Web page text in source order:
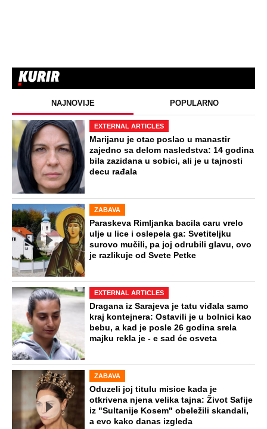
NAJNOVIJE POPULARNO
EXTERNAL ARTICLES
Marijanu je otac poslao u manastir
zajedno sa delom nasledstva: 14 godina
bila zazidana u sobici, ali je u tajnosti
decu rađala
ZABAVA
Paraskeva Rimljanka bacila caru vrelo
ulje u lice i oslepela ga: Svetiteljku
surovo mučili, pa joj odrubili glavu, ovo
je razlikuje od Svete Petke
EXTERNAL ARTICLES
Dragana iz Sarajeva je tatu viđala samo
kraj kontejnera: Ostavili je u bolnici kao
bebu, a kad je posle 26 godina srela
majku rekla je - e sad će osveta
ZABAVA
Oduzeli joj titulu misice kada je
otkrivena njena velika tajna: Život Safije
iz "Sultanije Kosem" obeležili skandali,
a evo kako danas izgleda